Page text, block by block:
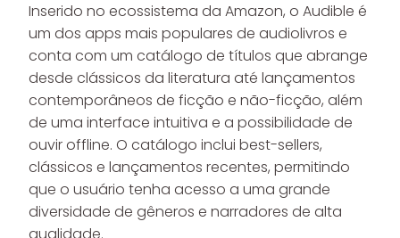
Inserido no ecossistema da Amazon, o Audible é
um dos apps mais populares de audiolivros e
conta com um catálogo de títulos que abrange
desde clássicos da literatura até lançamentos
contemporâneos de ficção e não-ficção, além
de uma interface intuitiva e a possibilidade de
ouvir offline. O catálogo inclui best-sellers,
clássicos e lançamentos recentes, permitindo
que o usuário tenha acesso a uma grande
diversidade de gêneros e narradores de alta